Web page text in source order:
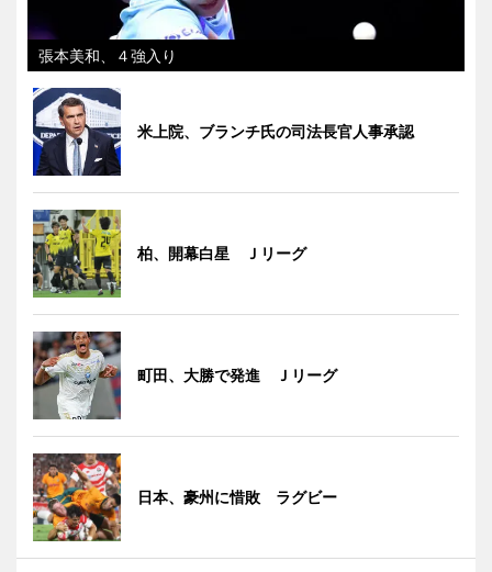
張本美和、４強入り
米上院、ブランチ氏の司法長官人事承認
柏、開幕白星 Ｊリーグ
町田、大勝で発進 Ｊリーグ
日本、豪州に惜敗 ラグビー